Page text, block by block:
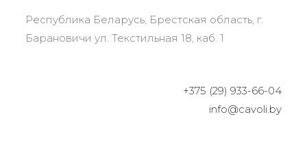
Республика Беларусь, Брестская область, г.
Барановичи ул. Текстильная 18, каб. 1
+375 (29) 933-66-04
info@cavoli.by